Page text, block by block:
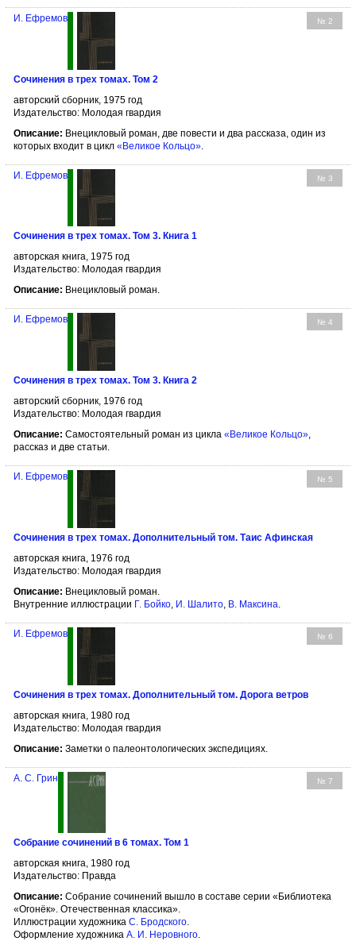
№ 2
И. Ефремов
Сочинения в трех томах. Том 2
авторский сборник, 1975 год
Издательство: Молодая гвардия
Описание: Внецикловый роман, две повести и два рассказа, один из
которых входит в цикл «Великое Кольцо»
№ 3
И. Ефремов
Сочинения в трех томах. Том 3. Книга 1
авторская книга, 1975 год
Издательство: Молодая гвардия
Описание: Внецикловый роман.
№ 4
И. Ефремов
Сочинения в трех томах. Том 3. Книга 2
авторский сборник, 1976 год
Издательство: Молодая гвардия
Описание: Самостоятельный роман из цикла «Великое Кольцо»,
рассказ и две статьи.
№ 5
И. Ефремов
Сочинения в трех томах. Дополнительный том. Таис Афинская
авторская книга, 1976 год
Издательство: Молодая гвардия
Описание: Внецикловый роман.
Внутренние иллюстрации Г. Бойко, И. Шалито, В. Максина.
№ 6
И. Ефремов
Сочинения в трех томах. Дополнительный том. Дорога ветров
авторская книга, 1980 год
Издательство: Молодая гвардия
Описание: Заметки о палеонтологических экспедициях.
№ 7
А. С. Грин
Собрание сочинений в 6 томах. Том 1
авторская книга, 1980 год
Издательство: Правда
Описание: Собрание сочинений вышло в составе серии «Библиотека
«Огонёк». Отечественная классика».
Иллюстрации художника С. Бродского
Оформление художника А. И. Неровного